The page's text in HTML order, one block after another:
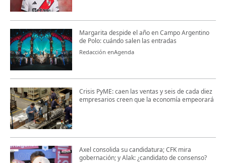
Margarita despide el año en Campo Argentino
de Polo: cuándo salen las entradas
Redacción enAgenda
Crisis PyME: caen las ventas y seis de cada diez
empresarios creen que la economía empeorará
Axel consolida su candidatura; CFK mira
gobernación; y Alak: ¿candidato de consenso?